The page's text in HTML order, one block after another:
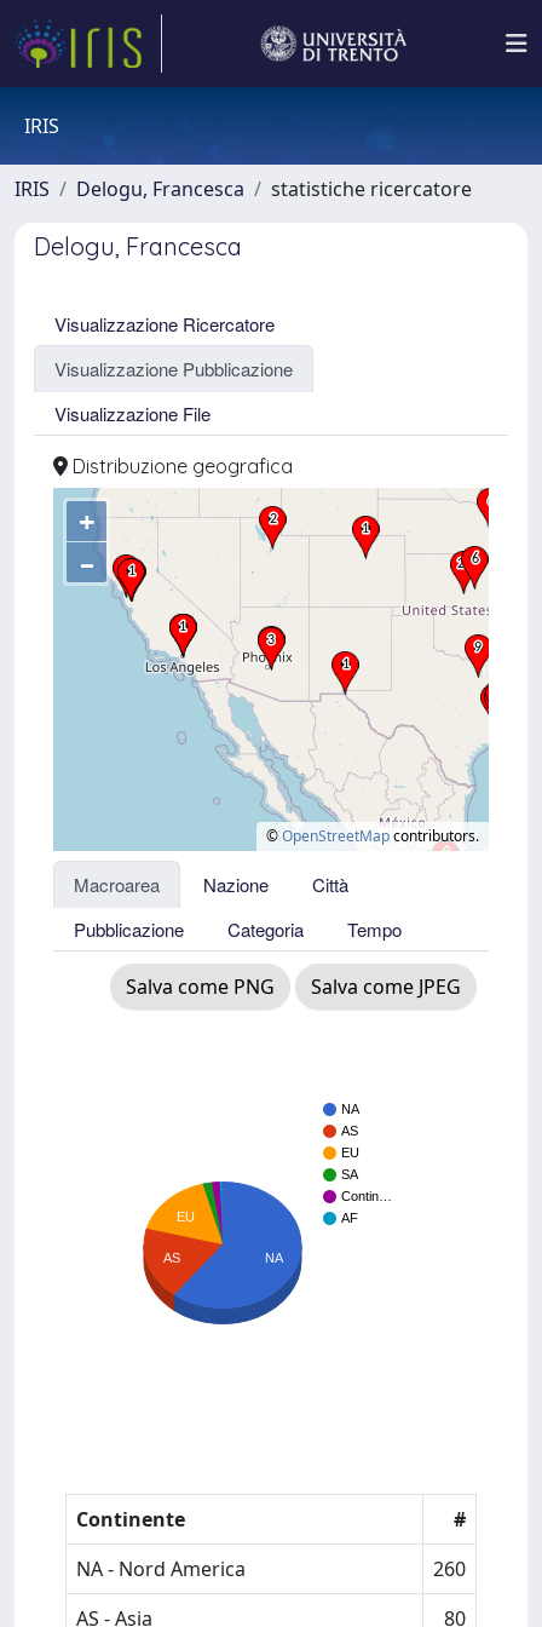
IRIS
IRIS Delogu, Francesca statistiche ricercatore
Delogu, Francesca
Visualizzazione Ricercatore
Visualizzazione Pubblicazione
Visualizzazione File
Distribuzione geografica
+
–
©OpenStreetMapcontributors.
Macroarea Nazione
Città
Pubblicazione
Categoria Tempo
Salva come PNG Salva come JPEG
NA
AS
EU
SA
Contin…
AF
EU
AS NA
Continente
#
NA - Nord America
260
AS - Asia
80